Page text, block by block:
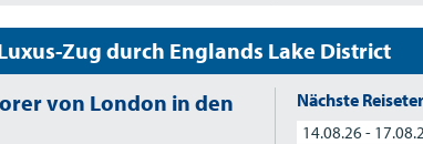
Zug durch Englands Lake District
von London in den
Nächste
14.08.26 -